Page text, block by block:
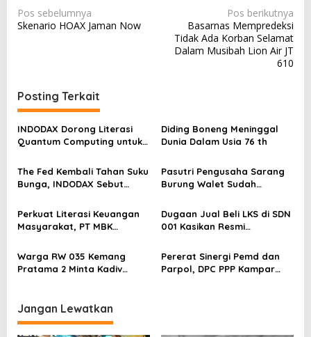
N
a
g
a
s
i
p
o
s
Pos sebelumnya
Skenario HOAX Jaman Now
Pos berikutnya
Basarnas Mempredeksi
Tidak Ada Korban Selamat
Dalam Musibah Lion Air JT
610
Posting Terkait
INDODAX Dorong Literasi
Quantum Computing untuk
Blockchain
Diding Boneng Meninggal
Dunia Dalam Usia 76 th
The Fed Kembali Tahan Suku
Bunga, INDODAX Sebut
Sentimen Pasar
Pasutri Pengusaha Sarang
Burung Walet Sudah
Pelapor Desak Polda Jambi
Segera Lakukan Penahanan
Perkuat Literasi Keuangan
Masyarakat, PT MBK
Karpet Masjid di Pakuhaji
Dugaan Jual Beli LKS di SDN
001 Kasikan Resmi
Kampar, Pemred – Pimum
Metroterkini.id Desak Usut
Kasus Ini
Warga RW 035 Kemang
Pratama 2 Minta Kadiv
Metro Bekasi Kota
Pererat Sinergi Pemd dan
Parpol, DPC PPP Kampar
Jangan Lewatkan